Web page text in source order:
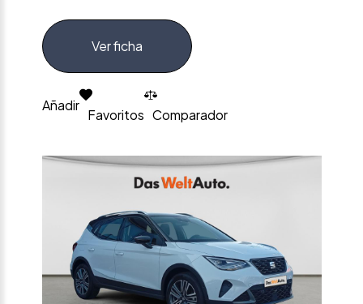
Ver ficha
Añadir
Favoritos Comparador